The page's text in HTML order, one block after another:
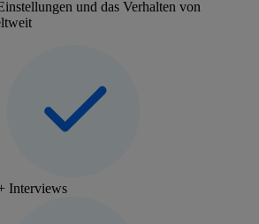
und das Verhalten von
Interviews